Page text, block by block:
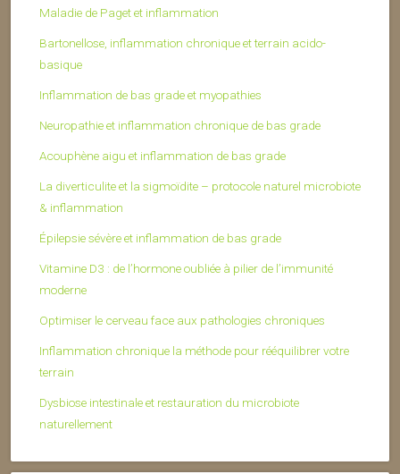
Maladie de Paget et inflammation
Bartonellose, inflammation chronique et terrain acido-
basique
Inflammation de bas grade et myopathies
Neuropathie et inflammation chronique de bas grade
Acouphène aigu et inflammation de bas grade
La diverticulite et la sigmoïdite – protocole naturel microbiote
& inflammation
Épilepsie sévère et inflammation de bas grade
Vitamine D3 : de l’hormone oubliée à pilier de l’immunité
moderne
Optimiser le cerveau face aux pathologies chroniques
Inflammation chronique la méthode pour rééquilibrer votre
terrain
Dysbiose intestinale et restauration du microbiote
naturellement